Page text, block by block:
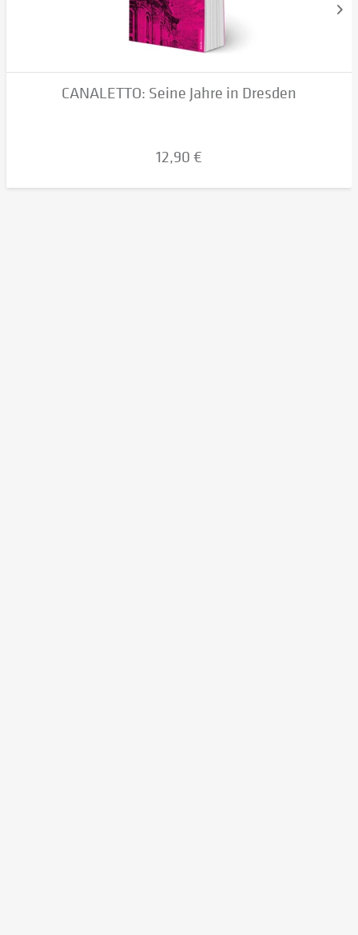
CANALETTO: Seine Jahre in Dresden
12,90 €